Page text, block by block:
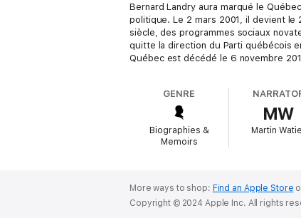
Bernard Landry aura marqué le
politique. Le 2 mars 2001, il devient le
siècle, des programmes sociaux
quitte la direction du Parti québécois
Québec est décédé le 6 novembre
GENRE
Biographies &
Memoirs
MW
Martin
More ways to shop: Find an Apple Store
Copyright © 2024 Apple Inc. All rights